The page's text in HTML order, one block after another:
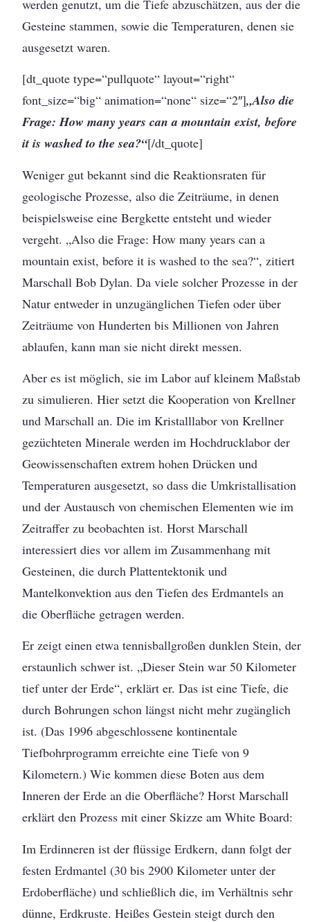
werden genutzt, um die Tiefe abzuschätzen, aus der die
Gesteine stammen, sowie die Temperaturen, denen sie
ausgesetzt waren.
[dt_quote type=“pullquote“ layout=“right“
font_size=“big“ animation=“none“ size=“2″]„Also die
Frage: How many years can a mountain exist, before
it is washed to the sea?“[/dt_quote]
Weniger gut bekannt sind die Reaktionsraten für
geologische Prozesse, also die Zeiträume, in denen
beispielsweise eine Bergkette entsteht und wieder
vergeht. „Also die Frage: How many years can a
mountain exist, before it is washed to the sea?“, zitiert
Marschall Bob Dylan. Da viele solcher Prozesse in der
Natur entweder in unzugänglichen Tiefen oder über
Zeiträume von Hunderten bis Millionen von Jahren
ablaufen, kann man sie nicht direkt messen.
Aber es ist möglich, sie im Labor auf kleinem Maßstab
zu simulieren. Hier setzt die Kooperation von Krellner
und Marschall an. Die im Kristalllabor von Krellner
gezüchteten Minerale werden im Hochdrucklabor der
Geowissenschaften extrem hohen Drücken und
Temperaturen ausgesetzt, so dass die Umkristallisation
und der Austausch von chemischen Elementen wie im
Zeitraffer zu beobachten ist. Horst Marschall
interessiert dies vor allem im Zusammenhang mit
Gesteinen, die durch Plattentektonik und
Mantelkonvektion aus den Tiefen des Erdmantels an
die Oberfläche getragen werden.
Er zeigt einen etwa tennisballgroßen dunklen Stein, der
erstaunlich schwer ist. „Dieser Stein war 50 Kilometer
tief unter der Erde“, erklärt er. Das ist eine Tiefe, die
durch Bohrungen schon längst nicht mehr zugänglich
ist. (Das 1996 abgeschlossene kontinentale
Tiefbohrprogramm erreichte eine Tiefe von 9
Kilometern.) Wie kommen diese Boten aus dem
Inneren der Erde an die Oberfläche? Horst Marschall
erklärt den Prozess mit einer Skizze am White Board:
Im Erdinneren ist der flüssige Erdkern, dann folgt der
festen Erdmantel (30 bis 2900 Kilometer unter der
Erdoberfläche) und schließlich die, im Verhältnis sehr
dünne, Erdkruste. Heißes Gestein steigt durch den